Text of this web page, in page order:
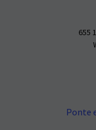
655
Ponte